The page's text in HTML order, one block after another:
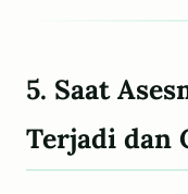
5. Saat
Terjadi dan